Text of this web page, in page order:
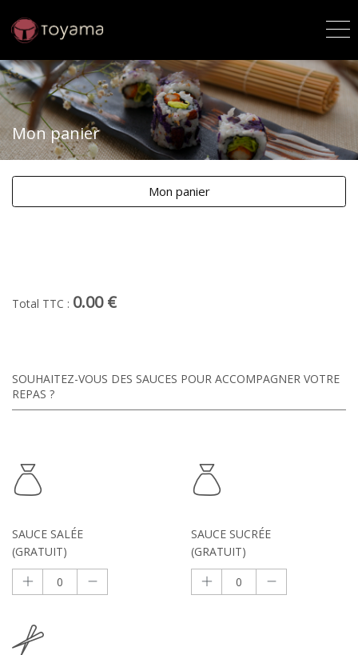
Mon panier
Mon panier
Total TTC : 0.00 €
SOUHAITEZ-VOUS DES SAUCES POUR ACCOMPAGNER VOTRE
REPAS ?
SAUCE SALÉE
(GRATUIT)
SAUCE SUCRÉE
(GRATUIT)